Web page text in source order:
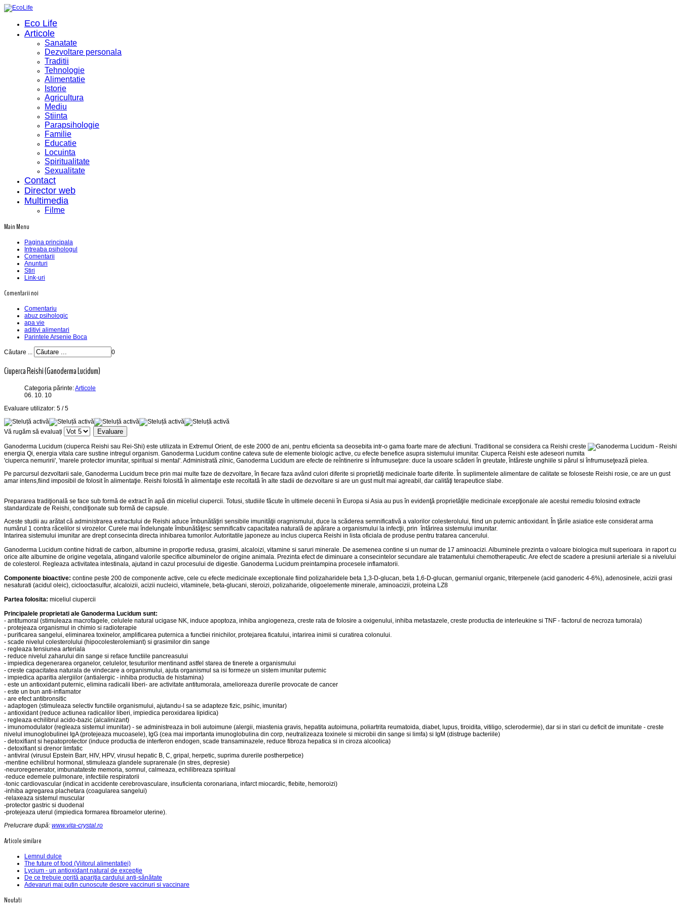
Eco Life
Articole
Sanatate
Dezvoltare personala
Traditii
Tehnologie
Alimentatie
Istorie
Agricultura
Mediu
Stiinta
Parapsihologie
Familie
Educatie
Locuinta
Spiritualitate
Sexualitate
Contact
Director web
Multimedia
Filme
Main Menu
Pagina principala
Intreaba psihologul
Comentarii
Anunturi
Stiri
Link-uri
Comentarii noi
Comentariu
abuz psihologic
apa vie
aditivi alimentari
Parintele Arsenie Boca
Căutare ... 0
Ciuperca Reishi (Ganoderma Lucidum)
Categoria părinte:Articole
06. 10. 10
Evaluare utilizator: 5 /5
Vă rugăm să evaluați
Ganoderma Lucidum (ciuperca Reishi sau Rei-Shi) este utilizata in Extremul Orient, de este 2000 de ani, pentru eficienta sa deosebita intr-o gama foarte mare de afectiuni. Traditional se considera ca Reishi creste
energia Qi, energia vitala care sustine intregul organism. Ganoderma Lucidum contine cateva sute de elemente biologic active, cu efecte benefice asupra sistemului imunitar. Ciuperca Reishi este adeseori numita
'ciuperca nemuririi', 'marele protector imunitar, spiritual si mental'. Administrată zilnic, Ganoderma Lucidum are efecte de reîntinerire si înfrumuseţare: duce la usoare scăderi în greutate, întăreste unghiile si părul si înfrumuseţează pielea.
Pe parcursul dezvoltarii sale, Ganoderma Lucidum trece prin mai multe faze de dezvoltare, în fiecare faza având culori diferite si proprietăţi medicinale foarte diferite. În suplimentele alimentare de calitate se foloseste Reishi rosie, ce are un gust
amar intens,fiind imposibil de folosit în alimentaţie. Reishi folosită în alimentaţie este recoltată în alte stadii de dezvoltare si are un gust mult mai agreabil, dar calităţi terapeutice slabe.
Prepararea tradiţională se face sub formă de extract în apă din miceliul ciupercii. Totusi, studiile făcute în ultimele decenii în Europa si Asia au pus în evidenţă proprietăţile medicinale excepţionale ale acestui remediu folosind extracte
standardizate de Reishi, condiţionate sub formă de capsule.
Aceste studii au arătat că administrarea extractului de Reishi aduce îmbunătăţiri sensibile imunităţii oragnismului, duce la scăderea semnificativă a valorilor colesterolului, fiind un puternic antioxidant. În ţările asiatice este considerat arma
numărul 1 contra răcelilor si virozelor. Curele mai îndelungate îmbunătăţesc semnificativ capacitatea naturală de apărare a organismului la infecţii, prin întărirea sistemului imunitar.
Intarirea sistemului imunitar are drept consecinta directa inhibarea tumorilor. Autoritatile japoneze au inclus ciuperca Reishi in lista oficiala de produse pentru tratarea cancerului.
Ganoderma Lucidum contine hidrati de carbon, albumine in proportie redusa, grasimi, alcaloizi, vitamine si saruri minerale. De asemenea contine si un numar de 17 aminoacizi. Albuminele prezinta o valoare biologica mult superioara in raport cu
orice alte albumine de origine vegetala, atingand valorile specifice albuminelor de origine animala. Prezinta efect de diminuare a consecintelor secundare ale tratamentului chemotherapeutic. Are efect de scadere a presiunii arteriale si a nivelului
de colesterol. Regleaza activitatea intestinala, ajutand in cazul procesului de digestie. Ganoderma Lucidum preintampina procesele inflamatorii.
Componente bioactive: contine peste 200 de componente active, cele cu efecte medicinale exceptionale fiind polizaharidele beta 1,3-D-glucan, beta 1,6-D-glucan, germaniul organic, triterpenele (acid ganoderic 4-6%), adenosinele, acizii grasi
nesaturati (acidul oleic), ciclooctasulfur, alcaloizii, acizii nucleici, vitaminele, beta-glucani, steroizi, polizaharide, oligoelemente minerale, aminoacizii, proteina LZ8
Partea folosita: miceliul ciupercii
Principalele proprietati ale Ganoderma Lucidum sunt:
- antitumoral (stimuleaza macrofagele, celulele natural ucigase NK, induce apoptoza, inhiba angiogeneza, creste rata de folosire a oxigenului, inhiba metastazele, creste productia de interleukine si TNF - factorul de necroza tumorala)
- protejeaza organismul in chimio si radioterapie
- purificarea sangelui, eliminarea toxinelor, amplificarea puternica a functiei rinichilor, protejarea ficatului, intarirea inimii si curatirea colonului.
- scade nivelul colesterolului (hipocolesterolemiant) si grasimilor din sange
- regleaza tensiunea arteriala
- reduce nivelul zaharului din sange si reface functiile pancreasului
- impiedica degenerarea organelor, celulelor, tesuturilor mentinand astfel starea de tinerete a organismului
- creste capacitatea naturala de vindecare a organismului, ajuta organismul sa isi formeze un sistem imunitar puternic
- impiedica aparitia alergiilor (antialergic - inhiba productia de histamina)
- este un antioxidant puternic, elimina radicalii liberi- are activitate antitumorala, amelioreaza durerile provocate de cancer
- este un bun anti-inflamator
- are efect antibronsitic
- adaptogen (stimuleaza selectiv functiile organismului, ajutandu-l sa se adapteze fizic, psihic, imunitar)
- antioxidant (reduce actiunea radicalilor liberi, impiedica peroxidarea lipidica)
- regleaza echilibrul acido-bazic (alcalinizant)
- imunomodulator (regleaza sistemul imunitar) - se administreaza in boli autoimune (alergii, miastenia gravis, hepatita autoimuna, poliartrita reumatoida, diabet, lupus, tiroidita, vitiligo, sclerodermie), dar si in stari cu deficit de imunitate - creste
nivelul imunoglobulinei IgA (protejeaza mucoasele), IgG (cea mai importanta imunoglobulina din corp, neutralizeaza toxinele si microbii din sange si limfa) si IgM (distruge bacteriile)
- detoxifiant si hepatoprotector (induce productia de interferon endogen, scade transaminazele, reduce fibroza hepatica si in ciroza alcoolica)
- detoxifiant si drenor limfatic
- antiviral (virusul Epstein Barr, HIV, HPV, virusul hepatic B, C, gripal, herpetic, suprima durerile postherpetice)
-mentine echilibrul hormonal, stimuleaza glandele suprarenale (in stres, depresie)
-neuroregenerator, imbunatateste memoria, somnul, calmeaza, echilibreaza spiritual
-reduce edemele pulmonare, infectiile respiratorii
-tonic cardiovascular (indicat in accidente cerebrovasculare, insuficienta coronariana, infarct miocardic, flebite, hemoroizi)
-inhiba agregarea plachetara (coagularea sangelui)
-relaxeaza sistemul muscular
-protector gastric si duodenal
-protejeaza uterul (impiedica formarea fibroamelor uterine).
Prelucrare după: www.vita-crystal.ro
Articole similare
Lemnul dulce
The future of food (Viitorul alimentatiei)
Lycium - un antioxidant natural de excepție
De ce trebuie oprită apariţia cardului anti-sănătate
Adevaruri mai putin cunoscute despre vaccinuri si vaccinare
Noutati